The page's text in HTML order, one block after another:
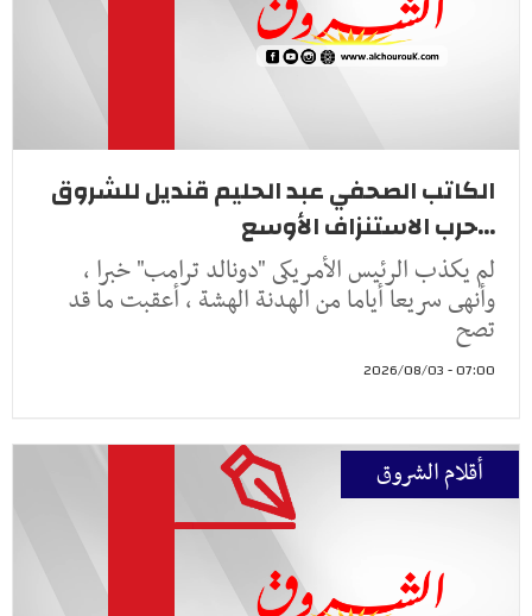
الكاتب الصحفي عبد الحليم قنديل للشروق
...حرب الاستنزاف الأوسع
لم يكذب الرئيس الأمريكى "دونالد ترامب" خبرا ،
وأنهى سريعا أياما من الهدنة الهشة ، أعقبت ما قد
تصح
07:00 - 2026/08/03
أقلام الشروق